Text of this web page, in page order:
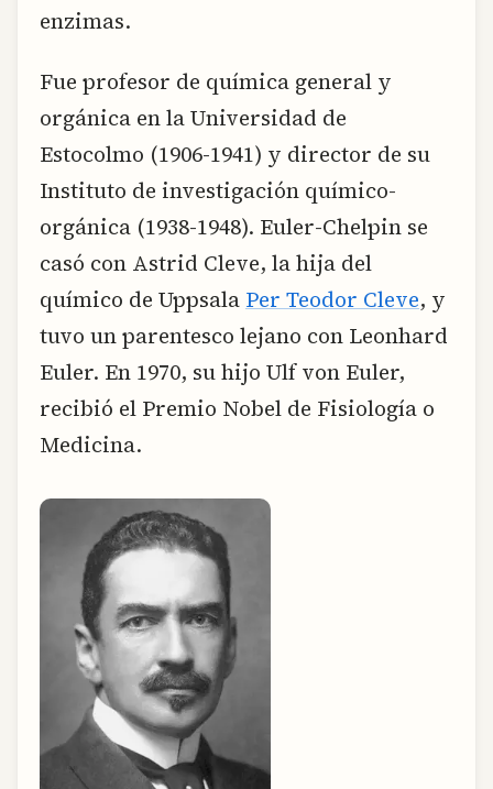
enzimas.
Fue profesor de química general y
orgánica en la Universidad de
Estocolmo (1906-1941) y director de su
Instituto de investigación químico-
orgánica (1938-1948). Euler-Chelpin se
casó con Astrid Cleve, la hija del
químico de Uppsala Per Teodor Cleve, y
tuvo un parentesco lejano con Leonhard
Euler. En 1970, su hijo Ulf von Euler,
recibió el Premio Nobel de Fisiología o
Medicina.